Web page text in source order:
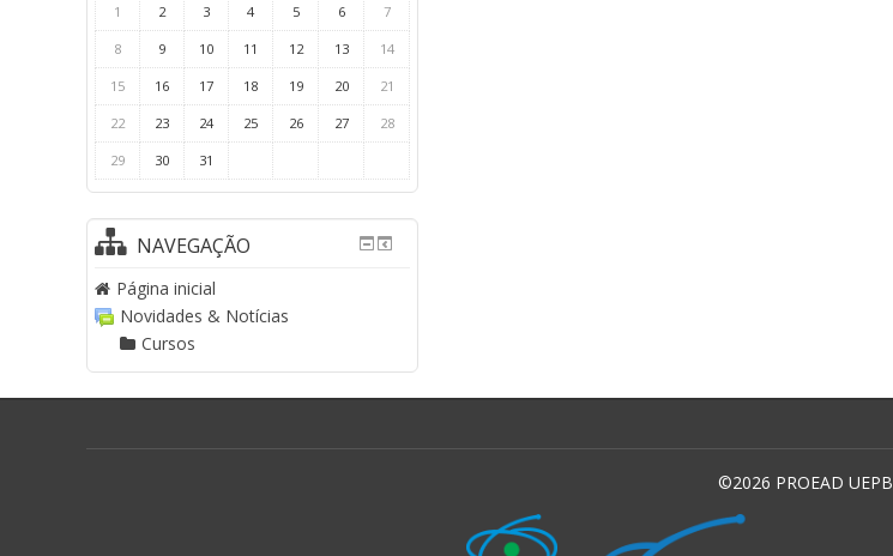
1
2 3 4 5 6 7
8 9 10 11 12 13 14
15 16 17 18 19 20 21
22 23 24 25 26 27 28
29 30 31
NAVEGAÇÃO
Página inicial
Novidades & Notícias
Cursos
©2026 PROEAD UEPB